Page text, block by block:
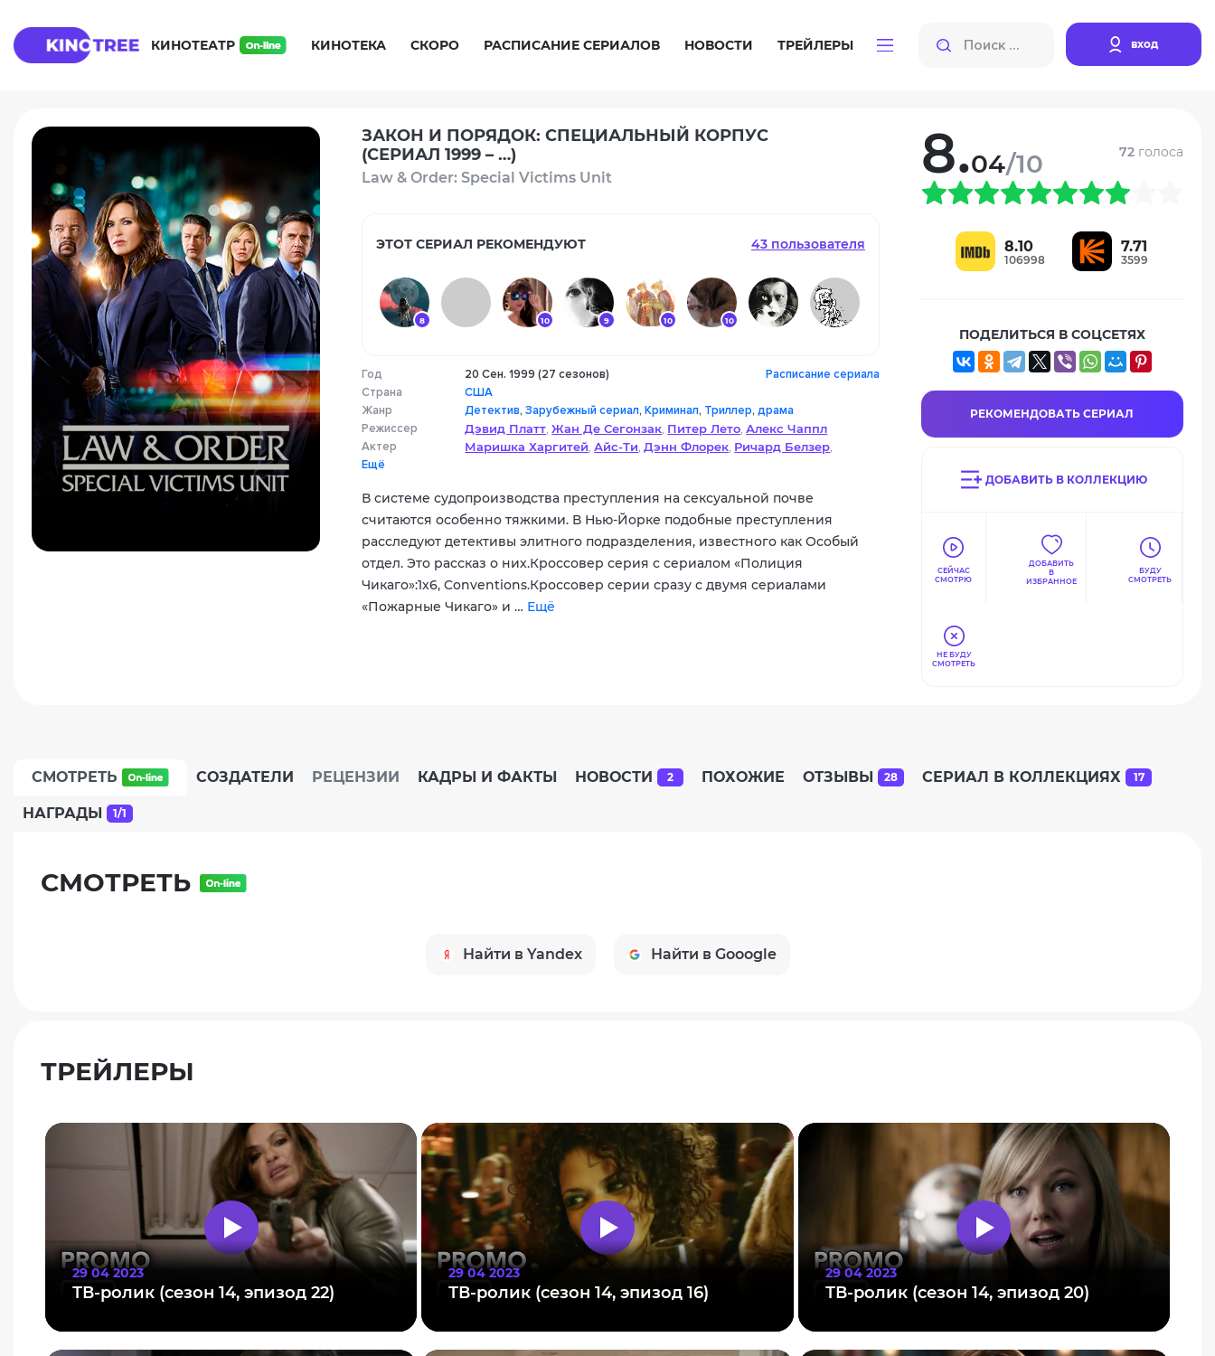
КИНОТЕАТР КИНОТЕКА СКОРО РАСПИСАНИЕ СЕРИАЛОВ НОВОСТИ ТРЕЙЛЕРЫ вход
ЗАКОН И ПОРЯДОК: СПЕЦИАЛЬНЫЙ КОРПУС
(СЕРИАЛ 1999 – …)
Law & Order: Special Victims Unit
ЭТОТ СЕРИАЛ РЕКОМЕНДУЮТ 43 пользователя
8 10 9 10 10
10
Год
Страна
Жанр
Режиссер
Актер
Ещё
20 Сен. 1999 (27 сезонов)
Расписание сериала
США
Детектив,Зарубежный сериал,Криминал, Триллер,драма
Дэвид Платт,Жан Де Сегонзак, Питер Лето,Алекс Чаппл
Маришка Харгитей,Айс-Ти,Дэнн Флорек, Ричард Белзер,
В системе судопроизводства преступления на сексуальной почве
считаются особенно тяжкими. В Нью-Йорке подобные преступления
расследуют детективы элитного подразделения, известного как Особый
отдел. Это рассказ о них.Кроссовер серия с сериалом «Полиция
Чикаго»:1x6, Conventions.Кроссовер серии сразу с двумя сериалами
«Пожарные Чикаго» и … Ещё
8.04/10 72голоса
8.10
106998
7.71
3599
ПОДЕЛИТЬСЯ В СОЦСЕТЯХ
РЕКОМЕНДОВАТЬ СЕРИАЛ
ДОБАВИТЬ В КОЛЛЕКЦИЮ
СЕЙЧАС
СМОТРЮ
ДОБАВИТЬ
В
ИЗБРАННОЕ
БУДУ
СМОТРЕТЬ
НЕ БУДУ
СМОТРЕТЬ
СМОТРЕТЬ СОЗДАТЕЛИ РЕЦЕНЗИИ КАДРЫ И ФАКТЫ НОВОСТИ 2 ПОХОЖИЕ ОТЗЫВЫ 28 СЕРИАЛ В КОЛЛЕКЦИЯХ 17
НАГРАДЫ 1/1
СМОТРЕТЬ
Найти в Yandex Найти в Gooogle
ТРЕЙЛЕРЫ
29 04 2023
ТВ-ролик (сезон 14, эпизод 22)
29 04 2023
ТВ-ролик (сезон 14, эпизод 16)
29 04 2023
ТВ-ролик (сезон 14, эпизод 20)